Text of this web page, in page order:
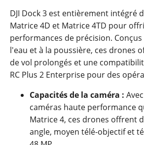
DJI Dock 3 est entièrement intégré
Matrice 4D et Matrice 4TD pour
performances de précision.
l'eau et à la poussière, ces drones
de vol prolongés et une
RC Plus 2 Enterprise pour des
Capacités de la caméra :
caméras haute performance
Matrice 4, ces drones offrent
angle, moyen télé-objectif et